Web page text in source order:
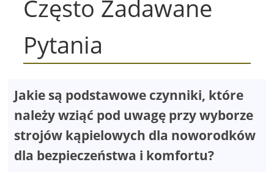
Często Zadawane
Pytania
Jakie są podstawowe czynniki, które
należy wziąć pod uwagę przy wyborze
strojów kąpielowych dla noworodków
dla bezpieczeństwa i komfortu?